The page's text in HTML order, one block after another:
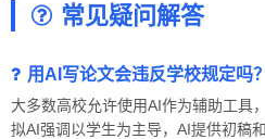
常见疑问解答
用AI写论文会违反学校规定吗？
大多数高校允许使用AI作为辅助工具
拟AI强调以学生为主导，AI提供初稿